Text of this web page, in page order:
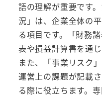
語の理解が重要です
況」は、企業全体の
る項目です。「財務
表や損益計算書を通
また、「事業リスク
運営上の課題が記載
る際に役立ちます。